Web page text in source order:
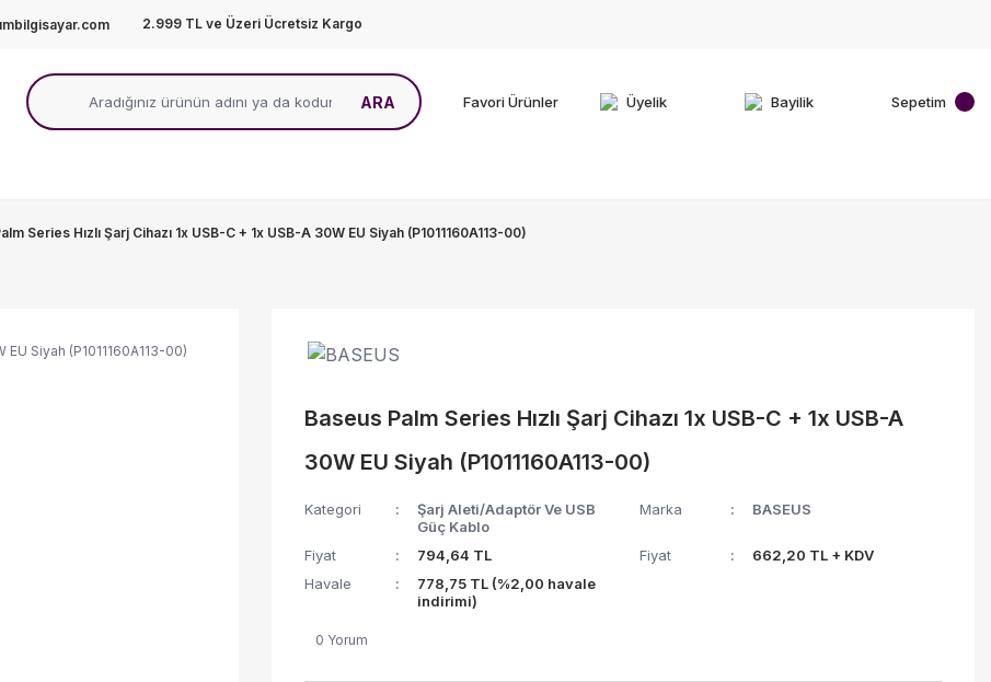
2.999 TL ve Üzeri Ücretsiz Kargo
ARA Favori Ürünler Üyelik Bayilik Sepetim
Series Hızlı Şarj Cihazı 1x USB-C + 1x USB-A 30W EU Siyah (P1011160A113-00)
Baseus Palm Series Hızlı Şarj Cihazı 1x USB-C + 1x USB-A
30W EU Siyah (P1011160A113-00)
Kategori
Şarj Aleti/Adaptör Ve USB
Güç Kablo
Marka BASEUS
Fiyat 794,64 TL Fiyat
662,20 TL + KDV
Havale
778,75 TL (%2,00 havale
indirimi)
0 Yorum